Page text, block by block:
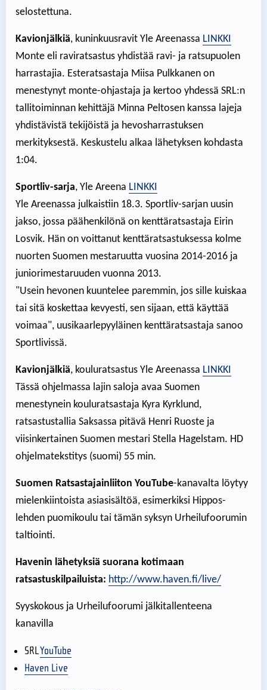
selostettuna.
Kavionjälkiä, kuninkuusravit Yle Areenassa LINKKI
Monte eli raviratsastus yhdistää ravi- ja ratsupuolen
harrastajia. Esteratsastaja Miisa Pulkkanen on
menestynyt monte-ohjastaja ja kertoo yhdessä SRL:n
tallitoiminnan kehittäjä Minna Peltosen kanssa lajeja
yhdistävistä tekijöistä ja hevosharrastuksen
merkityksestä. Keskustelu alkaa lähetyksen kohdasta
1:04.
Sportliv-sarja, Yle Areena LINKKI
Yle Areenassa julkaistiin 18.3. Sportliv-sarjan uusin
jakso, jossa päähenkilönä on kenttäratsastaja Eirin
Losvik. Hän on voittanut kenttäratsastuksessa kolme
nuorten Suomen mestaruutta vuosina 2014-2016 ja
juniorimestaruuden vuonna 2013.
"Usein hevonen kuuntelee paremmin, jos sille kuiskaa
tai sitä koskettaa kevyesti, sen sijaan, että käyttää
voimaa", uusikaarlepyyläinen kenttäratsastaja sanoo
Sportlivissä.
Kavionjälkiä, kouluratsastus Yle Areenassa LINKKI
Tässä ohjelmassa lajin saloja avaa Suomen
menestynein kouluratsastaja Kyra Kyrklund,
ratsastustallia Saksassa pitävä Henri Ruoste ja
viisinkertainen Suomen mestari Stella Hagelstam. HD
ohjelmatekstitys (suomi) 55 min.
Suomen Ratsastajainliiton YouTube-kanavalta löytyy
mielenkiintoista asiasisältöä, esimerkiksi Hippos-
lehden puomikoulu tai tämän syksyn Urheilufoorumin
taltiointi.
Havenin lähetyksiä suorana kotimaan
ratsastuskilpailuista: http://www.haven.fi/live/
Syyskokous ja Urheilufoorumi jälkitallenteena
kanavilla
SRLYouTube
Haven Live